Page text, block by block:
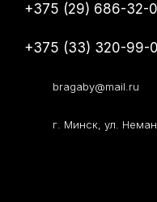
+375 (29) 686-32-
+375 (33) 320-99-
bragaby@mail.ru
г. Минск, ул.